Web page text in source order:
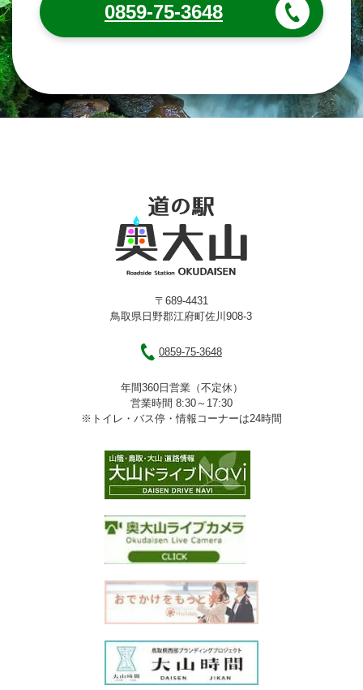
0859-75-3648
〒689-4431
鳥取県日野郡江府町佐川908-3
0859-75-3648
年間360日営業（不定休）
営業時間 8:30～17:30
※トイレ・バス停・情報コーナーは24時間